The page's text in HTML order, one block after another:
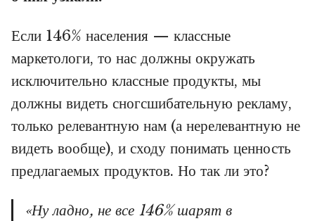
Если 146% населения — классные
маркетологи, то нас должны окружать
исключительно классные продукты, мы
должны видеть сногсшибательную рекламу,
только релевантную нам (а нерелевантную не
видеть вообще), и сходу понимать ценность
предлагаемых продуктов. Но так ли это?
«Ну ладно, не все 146% шарят в